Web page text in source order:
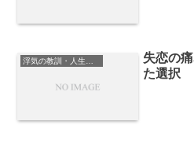
浮気の教訓・人生の学び
失恋の
た選択